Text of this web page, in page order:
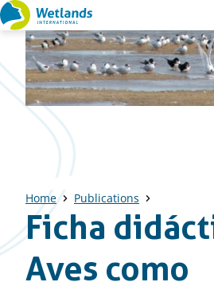
Ir
al
contenido
Home Publications
Ficha
Aves como